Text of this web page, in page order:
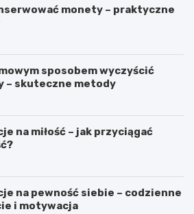
monety – praktyczne
sposobem wyczyścić
– skuteczne metody
na miłość – jak przyciągać
na pewność siebie – codzienne
i motywacja